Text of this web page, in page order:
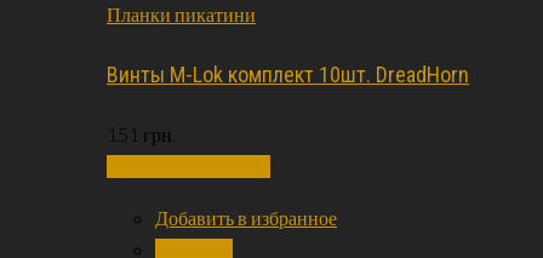
Планки пикатини
Винты M-Lok комплект 10шт. DreadHorn
151 грн.
Добавить в избранное